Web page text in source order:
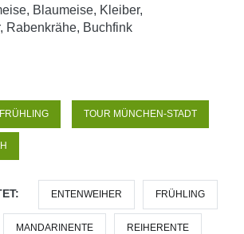
Blaumeise, Kleiber,
Rabenkrähe, Buchfink
FRÜHLING TOUR MÜNCHEN-STADT
ENTENWEIHER FRÜHLING
MANDARINENTE REIHERENTE